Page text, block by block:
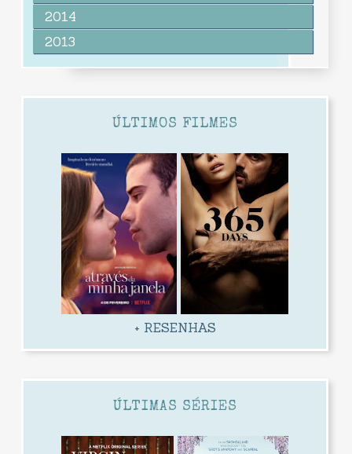
2014
2013
ÚLTIMOS FILMES
+ RESENHAS
ÚLTIMAS SÉRIES